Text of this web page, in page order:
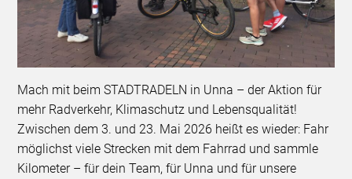
Mach mit beim STADTRADELN in Unna – der Aktion für
mehr Radverkehr, Klimaschutz und Lebensqualität!
Zwischen dem 3. und 23. Mai 2026 heißt es wieder: Fahr
möglichst viele Strecken mit dem Fahrrad und sammle
Kilometer – für dein Team, für Unna und für unsere